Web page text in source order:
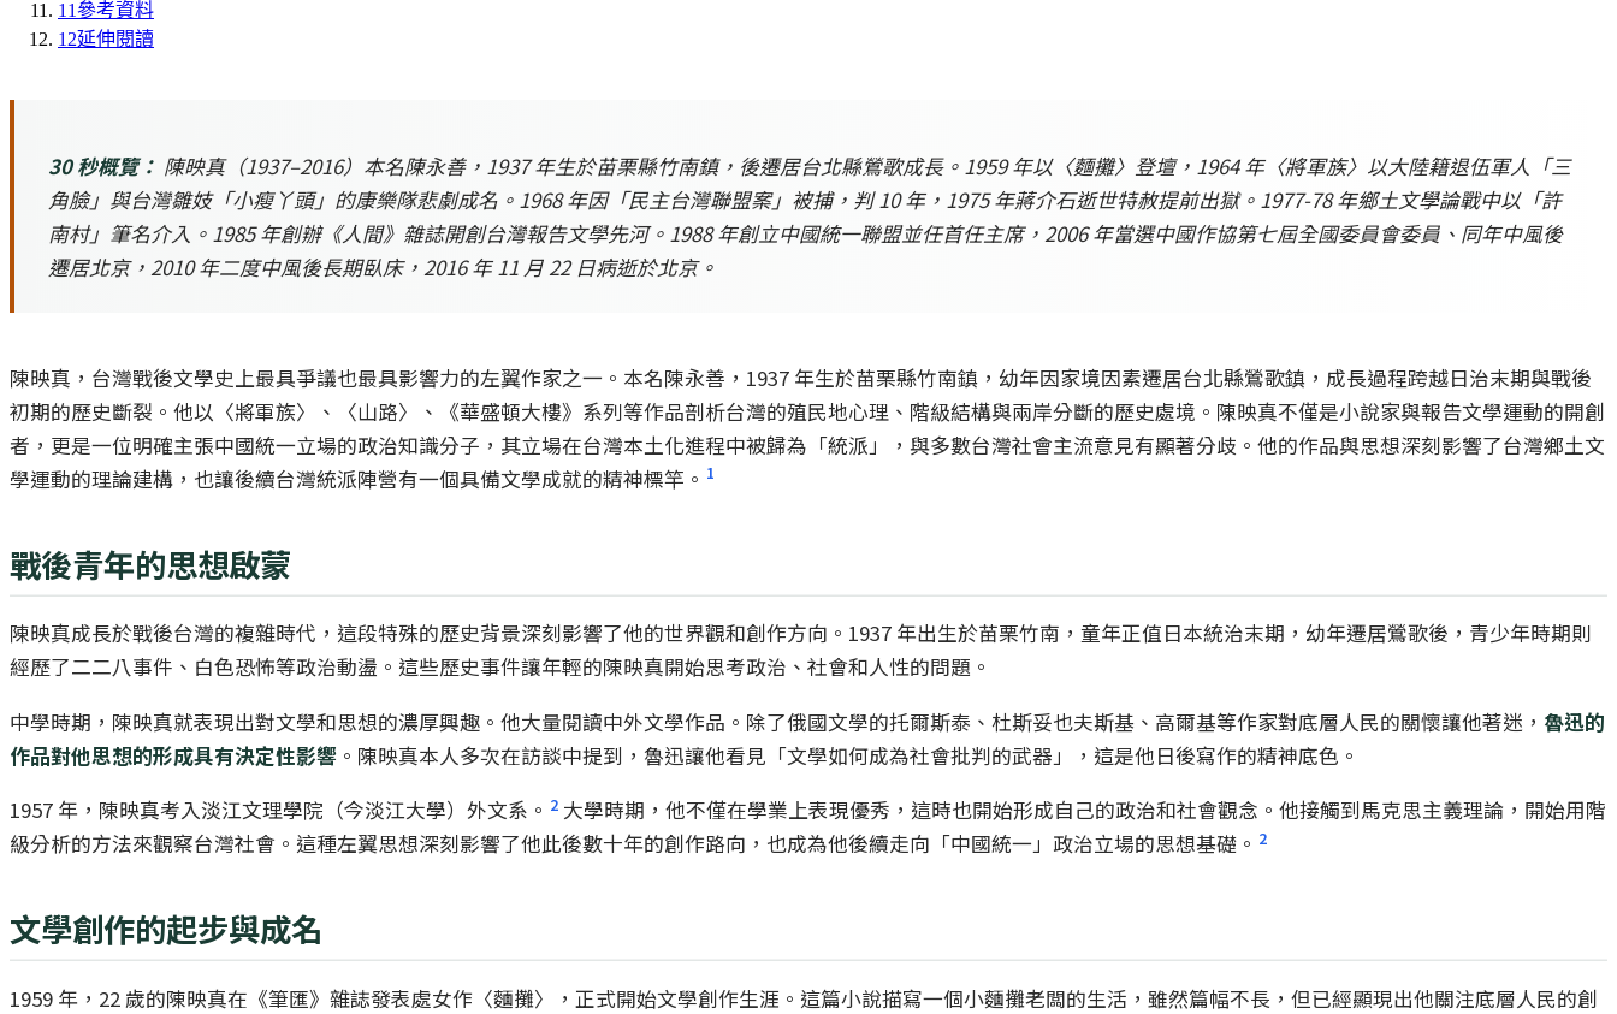
11參考資料
12延伸閱讀
30 秒概覽： 陳映真（1937–2016）本名陳永善，1937 年生於苗栗縣竹南鎮，後遷居台北縣鶯歌成長。1959 年以〈麵攤〉登壇，1964 年〈將軍族〉以大陸籍退伍軍人「三
角臉」與台灣雛妓「小瘦丫頭」的康樂隊悲劇成名。1968 年因「民主台灣聯盟案」被捕，判 10 年，1975 年蔣介石逝世特赦提前出獄。1977-78 年鄉土文學論戰中以「許
南村」筆名介入。1985 年創辦《人間》雜誌開創台灣報告文學先河。1988 年創立中國統一聯盟並任首任主席，2006 年當選中國作協第七屆全國委員會委員、同年中風後
遷居北京，2010 年二度中風後長期臥床，2016 年 11 月 22 日病逝於北京。
陳映真，台灣戰後文學史上最具爭議也最具影響力的左翼作家之一。本名陳永善，1937 年生於苗栗縣竹南鎮，幼年因家境因素遷居台北縣鶯歌鎮，成長過程跨越日治末期與戰後
初期的歷史斷裂。他以〈將軍族〉、〈山路〉、《華盛頓大樓》系列等作品剖析台灣的殖民地心理、階級結構與兩岸分斷的歷史處境。陳映真不僅是小說家與報告文學運動的開創
者，更是一位明確主張中國統一立場的政治知識分子，其立場在台灣本土化進程中被歸為「統派」，與多數台灣社會主流意見有顯著分歧。他的作品與思想深刻影響了台灣鄉土文
學運動的理論建構，也讓後續台灣統派陣營有一個具備文學成就的精神標竿。 1
戰後青年的思想啟蒙
陳映真成長於戰後台灣的複雜時代，這段特殊的歷史背景深刻影響了他的世界觀和創作方向。1937 年出生於苗栗竹南，童年正值日本統治末期，幼年遷居鶯歌後，青少年時期則
經歷了二二八事件、白色恐怖等政治動盪。這些歷史事件讓年輕的陳映真開始思考政治、社會和人性的問題。
中學時期，陳映真就表現出對文學和思想的濃厚興趣。他大量閱讀中外文學作品。除了俄國文學的托爾斯泰、杜斯妥也夫斯基、高爾基等作家對底層人民的關懷讓他著迷， 魯迅的
作品對他思想的形成具有決定性影響 。陳映真本人多次在訪談中提到，魯迅讓他看見「文學如何成為社會批判的武器」，這是他日後寫作的精神底色。
1957 年，陳映真考入淡江文理學院（今淡江大學）外文系。 2 大學時期，他不僅在學業上表現優秀，這時也開始形成自己的政治和社會觀念。他接觸到馬克思主義理論，開始用階
級分析的方法來觀察台灣社會。這種左翼思想深刻影響了他此後數十年的創作路向，也成為他後續走向「中國統一」政治立場的思想基礎。 2
文學創作的起步與成名
1959 年，22 歲的陳映真在《筆匯》雜誌發表處女作〈麵攤〉，正式開始文學創作生涯。這篇小說描寫一個小麵攤老闆的生活，雖然篇幅不長，但已經顯現出他關注底層人民的創